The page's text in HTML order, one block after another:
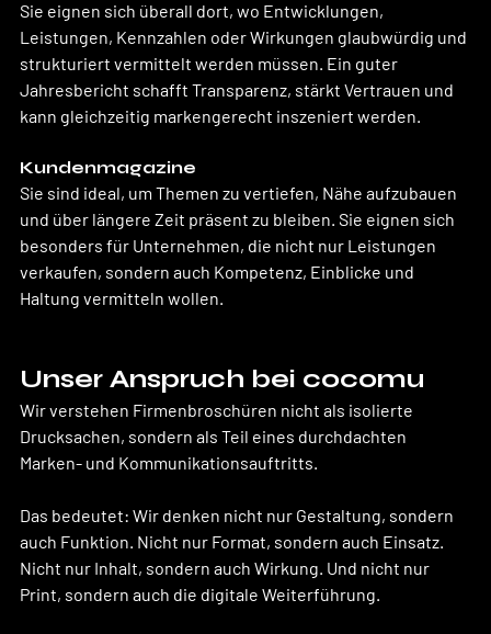
Sie eignen sich überall dort, wo Entwicklungen,
Leistungen, Kennzahlen oder Wirkungen glaubwürdig und
strukturiert vermittelt werden müssen. Ein guter
Jahresbericht schafft Transparenz, stärkt Vertrauen und
kann gleichzeitig markengerecht inszeniert werden.
Kundenmagazine
Sie sind ideal, um Themen zu vertiefen, Nähe aufzubauen
und über längere Zeit präsent zu bleiben. Sie eignen sich
besonders für Unternehmen, die nicht nur Leistungen
verkaufen, sondern auch Kompetenz, Einblicke und
Haltung vermitteln wollen.
Unser Anspruch bei cocomu
Wir verstehen Firmenbroschüren nicht als isolierte
Drucksachen, sondern als Teil eines durchdachten
Marken- und Kommunikationsauftritts.
Das bedeutet: Wir denken nicht nur Gestaltung, sondern
auch Funktion. Nicht nur Format, sondern auch Einsatz.
Nicht nur Inhalt, sondern auch Wirkung. Und nicht nur
Print, sondern auch die digitale Weiterführung.